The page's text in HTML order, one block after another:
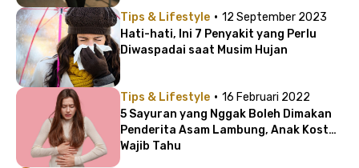
Tips & Lifestyle · 12 September 2023
Hati-hati, Ini 7 Penyakit yang Perlu
Diwaspadai saat Musim Hujan
Tips & Lifestyle · 16 Februari 2022
5 Sayuran yang Nggak Boleh Dimakan
Penderita Asam Lambung, Anak Kost
Wajib Tahu